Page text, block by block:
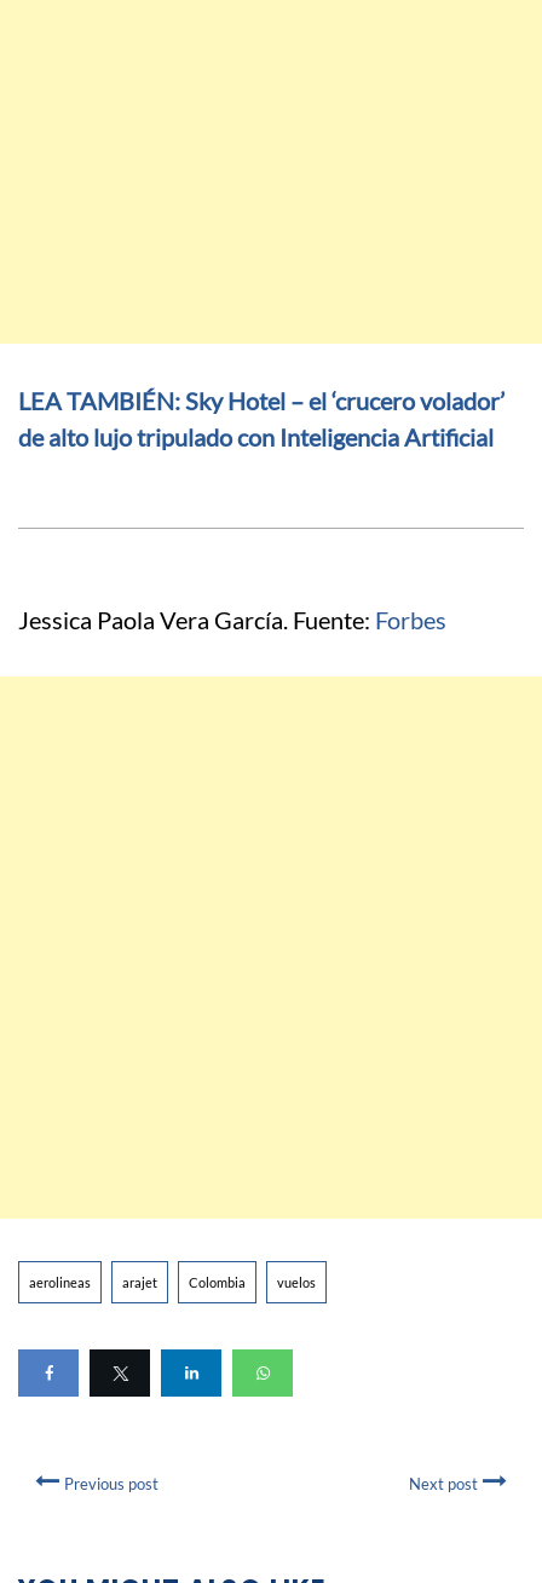
LEA TAMBIÉN: Sky Hotel – el ‘crucero volador’
de alto lujo tripulado con Inteligencia Artificial
Jessica Paola Vera García. Fuente: Forbes
aerolineas arajet Colombia vuelos
Previous post Next post